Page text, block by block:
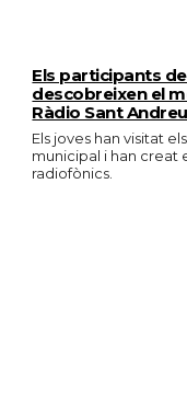
Els participants
descobreixen el
Ràdio Sant Andreu
Els joves han visitat
municipal i han creat
radiofònics.